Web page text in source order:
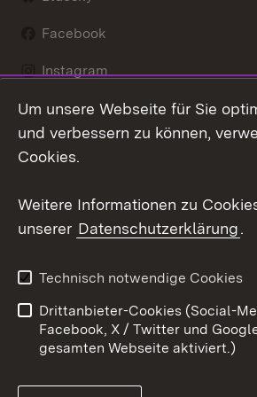
Facebook
Instagram
LinkedIn
Datenschutz
Impressum
Cookies
Um unsere Webseite für Sie
und verbessern zu können,
Cookies.
Weitere Informationen zu
unserer Datenschutzerklärung.
Technisch notwendige Cookies
Drittanbieter-Cookies (Social-
Facebook, X / Twitter und
gesamten Webseite aktiviert.)